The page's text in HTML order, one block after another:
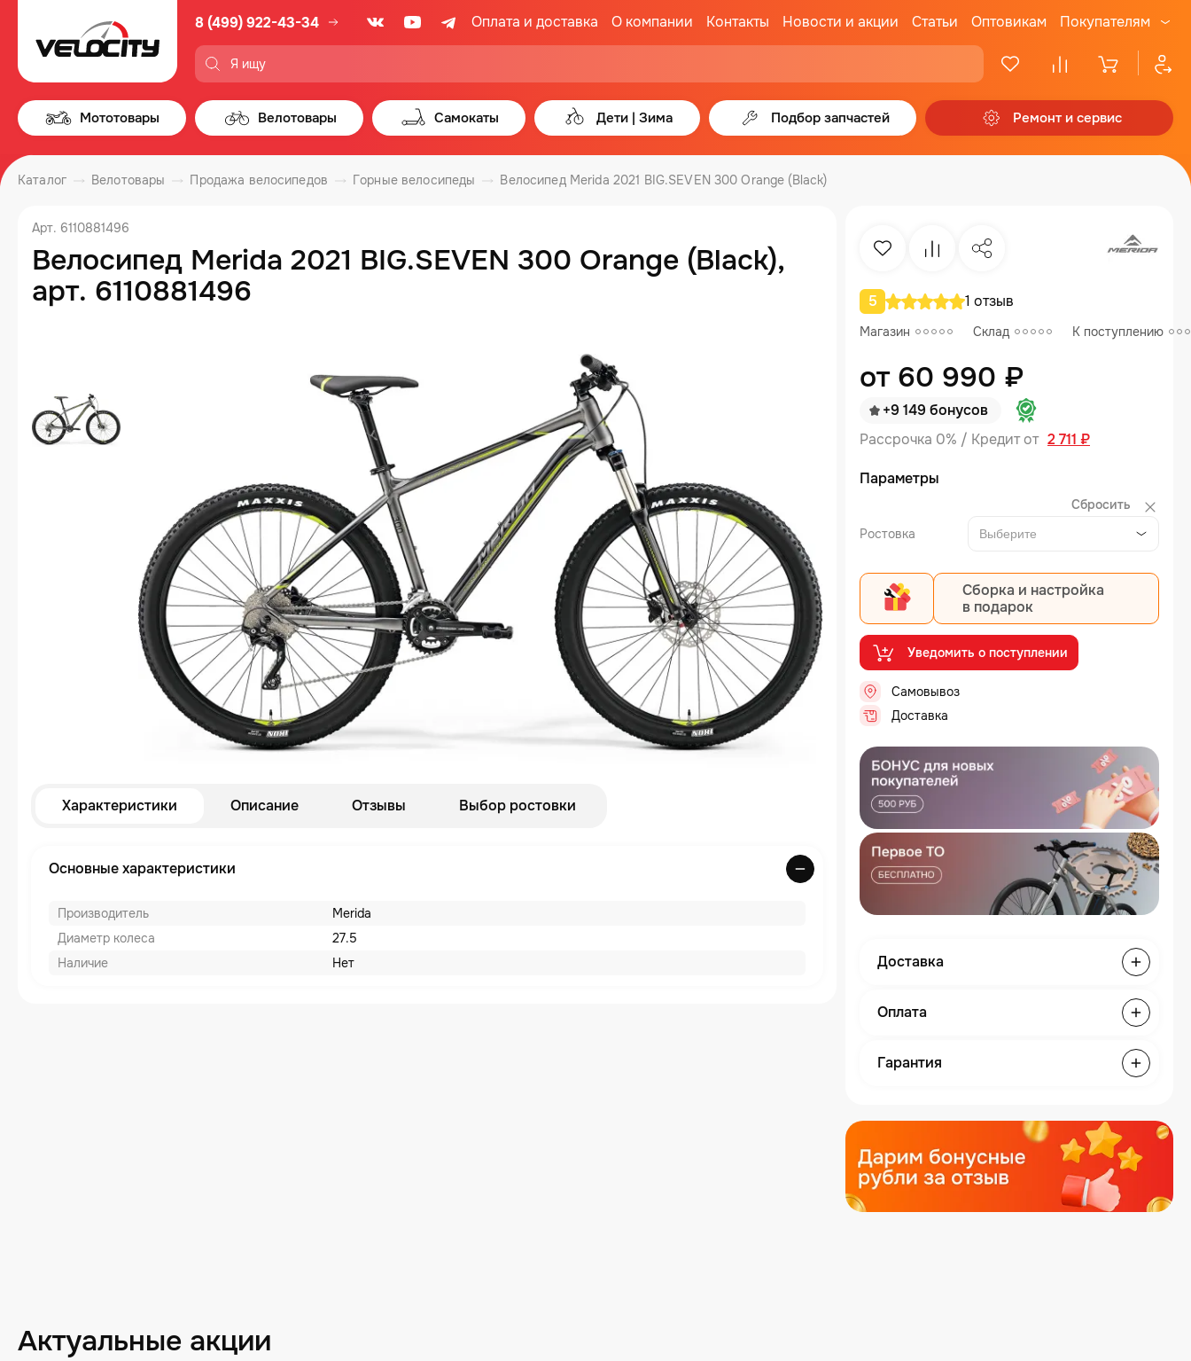
8 (499) 922-43-34 Оплата и доставка О компании Контакты Новости и акции Статьи Оптовикам Покупателям
Мототовары Велотовары Самокаты Дети | Зима Подбор запчастей Ремонт и сервис
Каталог Велотовары Продажа велосипедов Горные велосипеды Велосипед Merida 2021 BIG.SEVEN 300 Orange (Black)
Арт. 6110881496
Велосипед Merida 2021 BIG.SEVEN 300 Orange (Black),
арт. 6110881496
ИзбранноеСравнениеПоделиться
5 1 отзыв
Магазин Склад К поступлению
от 60 990 ₽
+9 149 бонусов
Рассрочка 0% / Кредит от 2 711 ₽
Параметры
Сбросить
Ростовка
Выберите
Сборка и настройка
в подарок
Уведомить о поступлении
Самовывоз
Доставка
Доставка
Оплата
Гарантия
Характеристики Описание Отзывы Выбор ростовки
Основные характеристики
Производитель
Merida
Диаметр колеса
27.5
Наличие
Нет
Актуальные акции